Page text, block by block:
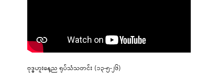
ဗုဒ္ဓဟူးနေ့ည ရုပ်သံသတင်း (၁၃-၅-၂၆)